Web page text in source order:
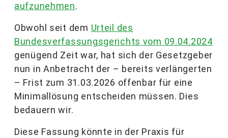
aufzunehmen.
Obwohl seit dem Urteil des
Bundesverfassungsgerichts vom 09.04.2024
genügend Zeit war, hat sich der Gesetzgeber
nun in Anbetracht der – bereits verlängerten
– Frist zum 31.03.2026 offenbar für eine
Minimallösung entscheiden müssen. Dies
bedauern wir.
Diese Fassung könnte in der Praxis für